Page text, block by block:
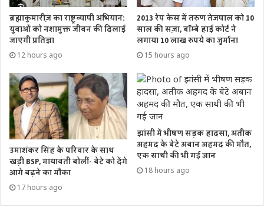
ब्रह्माकुमारीज़ का राष्ट्रव्यापी अभियान:
युवाओं को नशामुक्त जीवन की दिलाई
जाएगी प्रतिज्ञा
12 hours ago
2013 रेप केस में तरुण तेजपाल को 10
साल की सज़ा, बॉम्बे हाई कोर्ट ने
लगाया 10 लाख रुपये का जुर्माना
15 hours ago
उमाशंकर सिंह के परिवार के साथ
खड़ी BSP, मायावती बोलीं- बेटे को देंगे
आगे बढ़ने का मौका
17 hours ago
झांसी में भीषण सड़क हादसा, अतीक
अहमद के बेटे अबान अहमद की मौत,
एक साथी की भी गई जान
18 hours ago